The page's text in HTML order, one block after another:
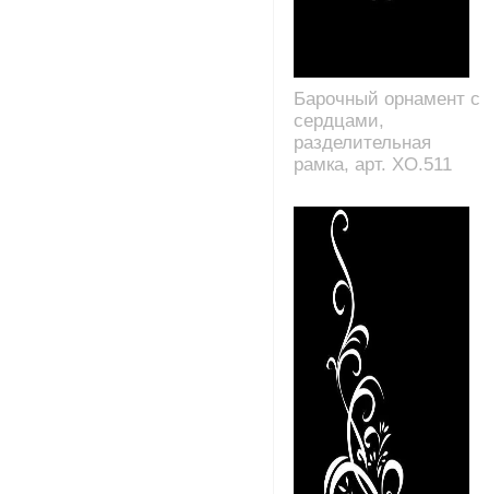
Барочный орнамент с
сердцами,
разделительная
рамка, арт. XO.511